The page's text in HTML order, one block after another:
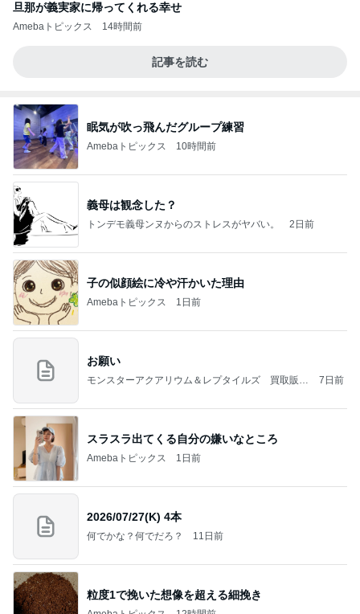
旦那が義実家に帰ってくれる幸せ
Amebaトピックス 14時間前
記事を読む
眠気が吹っ飛んだグループ練習
Amebaトピックス 10時間前
義母は観念した？
トンデモ義母ンヌからのストレスがヤバい。 2日前
子の似顔絵に冷や汗かいた理由
Amebaトピックス 1日前
お願い
モンスターアクアリウム＆レプタイルズ 買取販売
7日前
スラスラ出てくる自分の嫌いなところ
Amebaトピックス 1日前
2026/07/27(K) 4本
何でかな？何でだろ？ 11日前
粒度1で挽いた想像を超える細挽き